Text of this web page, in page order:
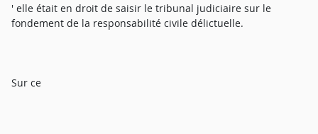
' elle était en droit de saisir le tribunal judiciaire sur le
fondement de la responsabilité civile délictuelle.
Sur ce